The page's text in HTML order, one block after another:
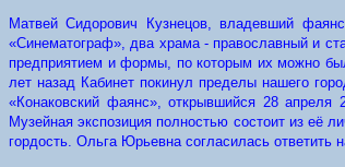
Матвей Сидорович Кузнецов, владевший
«Синематограф», два храма - православный и
предприятием и формы, по которым их можно
лет назад Кабинет покинул пределы нашего
«Конаковский фаянс», открывшийся 28 апреля
Музейная экспозиция полностью состоит из её
гордость. Ольга Юрьевна согласилась ответить